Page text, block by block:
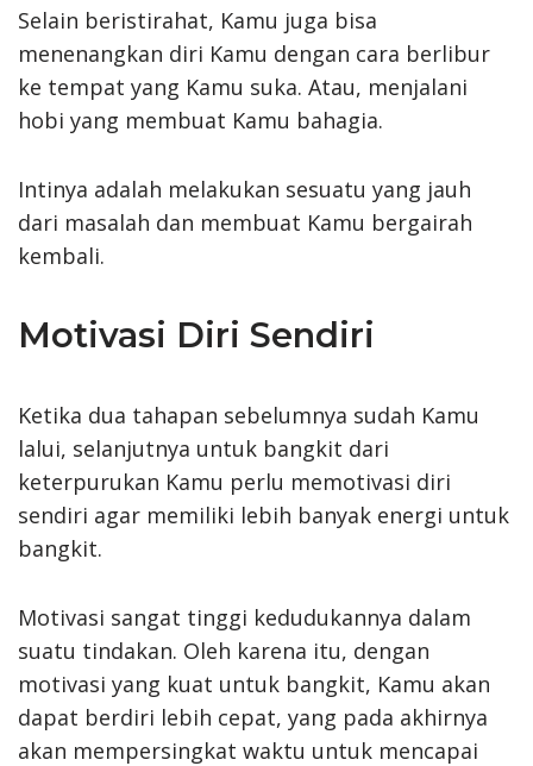
Selain beristirahat, Kamu juga bisa
menenangkan diri Kamu dengan cara berlibur
ke tempat yang Kamu suka. Atau, menjalani
hobi yang membuat Kamu bahagia.
Intinya adalah melakukan sesuatu yang jauh
dari masalah dan membuat Kamu bergairah
kembali.
Motivasi Diri Sendiri
Ketika dua tahapan sebelumnya sudah Kamu
lalui, selanjutnya untuk bangkit dari
keterpurukan Kamu perlu memotivasi diri
sendiri agar memiliki lebih banyak energi untuk
bangkit.
Motivasi sangat tinggi kedudukannya dalam
suatu tindakan. Oleh karena itu, dengan
motivasi yang kuat untuk bangkit, Kamu akan
dapat berdiri lebih cepat, yang pada akhirnya
akan mempersingkat waktu untuk mencapai